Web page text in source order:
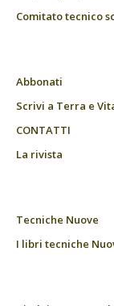
Comitato tecnico
Abbonati
Scrivi a Terra e
CONTATTI
La rivista
Tecniche Nuove
I libri tecniche